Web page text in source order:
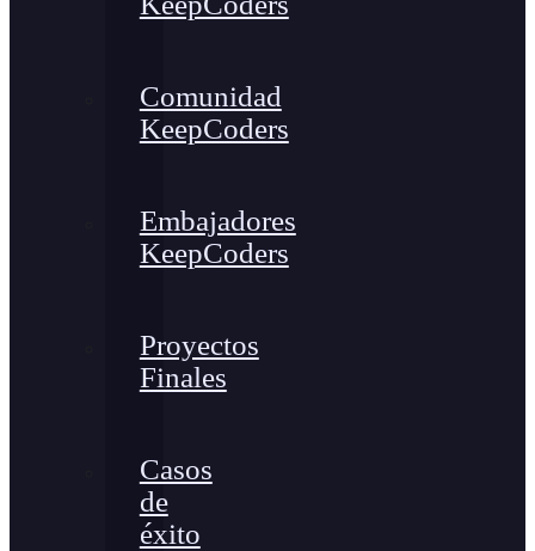
Comunidad
KeepCoders
Embajadores
KeepCoders
Proyectos
Finales
Casos
de
éxito